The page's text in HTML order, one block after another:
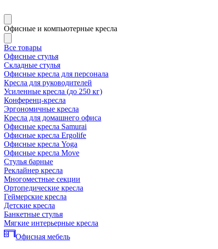
Офисные и компьютерные кресла
Все товары
Офисные стулья
Складные стулья
Офисные кресла для персонала
Кресла для руководителей
Усиленные кресла (до 250 кг)
Конференц-кресла
Эргономичные кресла
Кресла для домашнего офиса
Офисные кресла Samurai
Офисные кресла Ergolife
Офисные кресла Yoga
Офисные кресла Move
Стулья барные
Реклайнер кресла
Многоместные секции
Ортопедические кресла
Геймерские кресла
Детские кресла
Банкетные стулья
Мягкие интерьерные кресла
Офисная мебель